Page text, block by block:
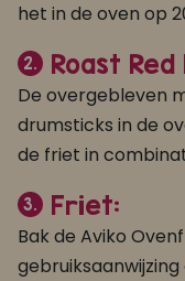
het in de oven op
2. Roast Red
De overgebleven
drumsticks in de
de friet in
3. Friet:
Bak de Aviko